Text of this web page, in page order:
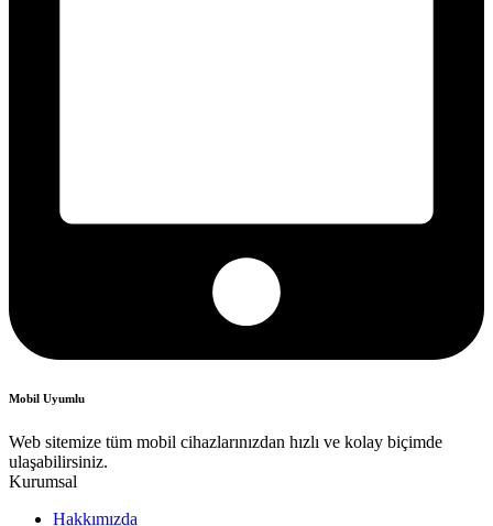
Mobil Uyumlu
Web sitemize tüm mobil cihazlarınızdan hızlı ve kolay biçimde
ulaşabilirsiniz.
Kurumsal
Hakkımızda